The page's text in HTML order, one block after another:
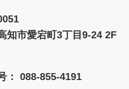
知市愛宕町3丁目9-24 2F
：088-855-4191